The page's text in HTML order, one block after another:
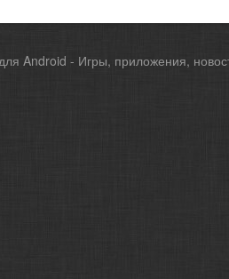
Android - Игры, приложения,